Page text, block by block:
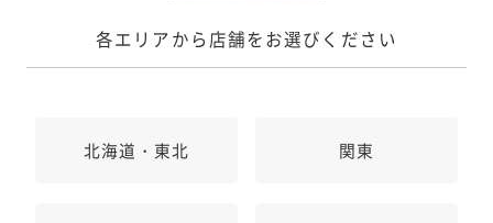
各エリアから店舗をお選びください
北海道・東北 関東